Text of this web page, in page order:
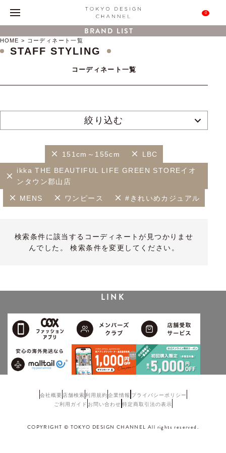
0
BRAND LIST
HOME コーディネート一覧
STAFF STYLING
コーディネート一覧
絞り込む
151cm～155cm LBC
ikka THE BEAUTIFUL LIFE GREEN STOREイオ
ンタウン郡山店
MENS ワンピース #きれいめカジュアル
検索条件に該当するコーディネートが見つかりませ
んでした。 検索条件を変更してください。
LINK
会社概要 店舗検索利用規約企業情報 プライバシーポリシー
ご利用ガイド お問い合わせ 特定商取引法の表示
COPYRIGHT © TOKYO DESIGN CHANNEL All rights reserved.